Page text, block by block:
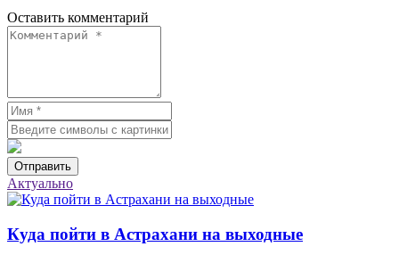
Оставить комментарий
Отправить
Актуально
Куда пойти в Астрахани на выходные